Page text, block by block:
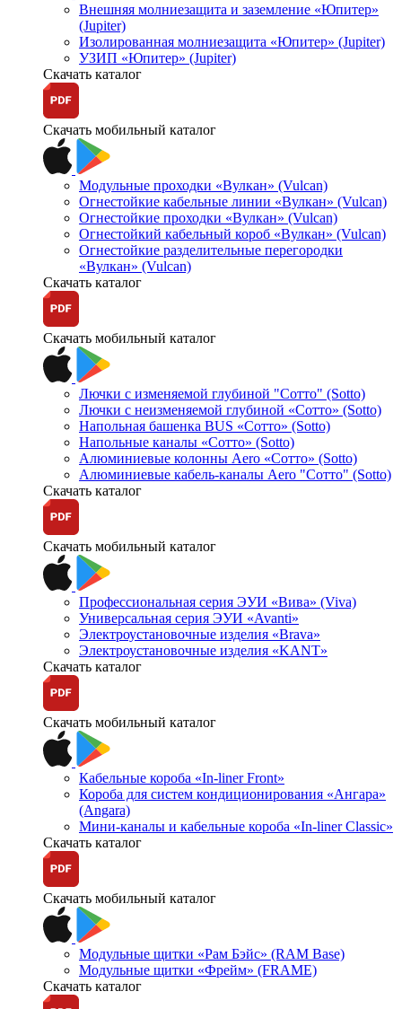
Внешняя молниезащита и заземление «Юпитер»
(Jupiter)
Изолированная молниезащита «Юпитер» (Jupiter)
УЗИП «Юпитер» (Jupiter)
Скачать каталог
Скачать мобильный каталог
Модульные проходки «Вулкан» (Vulcan)
Огнестойкие кабельные линии «Вулкан» (Vulcan)
Огнестойкие проходки «Вулкан» (Vulcan)
Огнестойкий кабельный короб «Вулкан» (Vulcan)
Огнестойкие разделительные перегородки
«Вулкан» (Vulcan)
Скачать каталог
Скачать мобильный каталог
Лючки с изменяемой глубиной "Сотто" (Sotto)
Лючки с неизменяемой глубиной «Сотто» (Sotto)
Напольная башенка BUS «Сотто» (Sotto)
Напольные каналы «Сотто» (Sotto)
Алюминиевые колонны Aero «Сотто» (Sotto)
Алюминиевые кабель-каналы Aero "Сотто" (Sotto)
Скачать каталог
Скачать мобильный каталог
Профессиональная серия ЭУИ «Вива» (Viva)
Универсальная серия ЭУИ «Avanti»
Электроустановочные изделия «Brava»
Электроустановочные изделия «KANT»
Скачать каталог
Скачать мобильный каталог
Кабельные короба «In-liner Front»
Короба для систем кондиционирования «Ангара»
(Angara)
Мини-каналы и кабельные короба «In-liner Classic»
Скачать каталог
Скачать мобильный каталог
Модульные щитки «Рам Бэйс» (RAM Base)
Модульные щитки «Фрейм» (FRAME)
Скачать каталог